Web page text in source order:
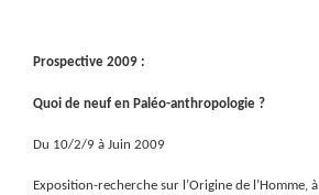
Prospective 2009 :
Quoi de neuf en Paléo-anthropologie ?
Du 10/2/9 à Juin 2009
Exposition-recherche sur l’Origine de l’Homme,